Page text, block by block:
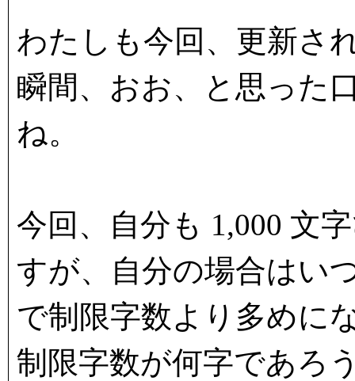
わたしも今回、更新さ
瞬間、おお、と思った
ね。
今回、自分も 1,000 文
すが、自分の場合はい
で制限字数より多めに
制限字数が何字であろ